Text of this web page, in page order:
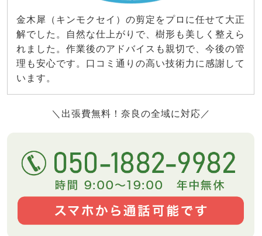
金木犀（キンモクセイ）の剪定をプロに任せて大正
解でした。自然な仕上がりで、樹形も美しく整えら
れました。作業後のアドバイスも親切で、今後の管
理も安心です。口コミ通りの高い技術力に感謝して
います。
＼出張費無料！奈良の全域に対応／